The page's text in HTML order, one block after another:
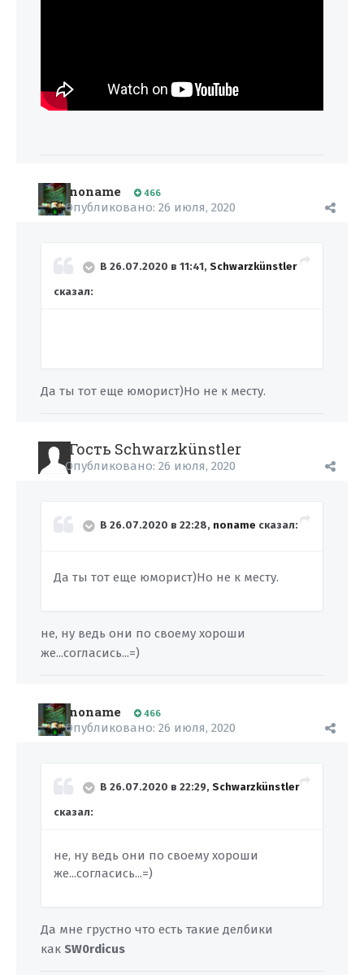
noname 466
Опубликовано: 26 июля, 2020
В 26.07.2020 в 11:41, Schwarzkünstler
сказал:
Да ты тот еще юморист)Но не к месту.
Гость Schwarzkünstler
Опубликовано: 26 июля, 2020
В 26.07.2020 в 22:28, noname сказал:
Да ты тот еще юморист)Но не к месту.
не, ну ведь они по своему хороши
же...согласись...=)
noname 466
Опубликовано: 26 июля, 2020
В 26.07.2020 в 22:29, Schwarzkünstler
сказал:
не, ну ведь они по своему хороши
же...согласись...=)
Да мне грустно что есть такие делбики
как SW0rdicus